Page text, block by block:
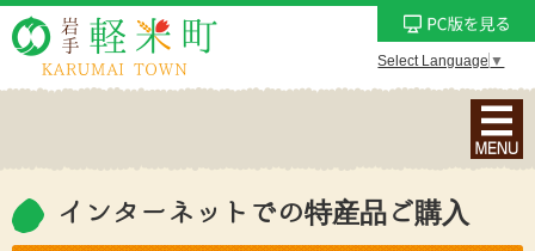
Select Language ▼
ナ
ビ
インターネットでの特産品ご購入